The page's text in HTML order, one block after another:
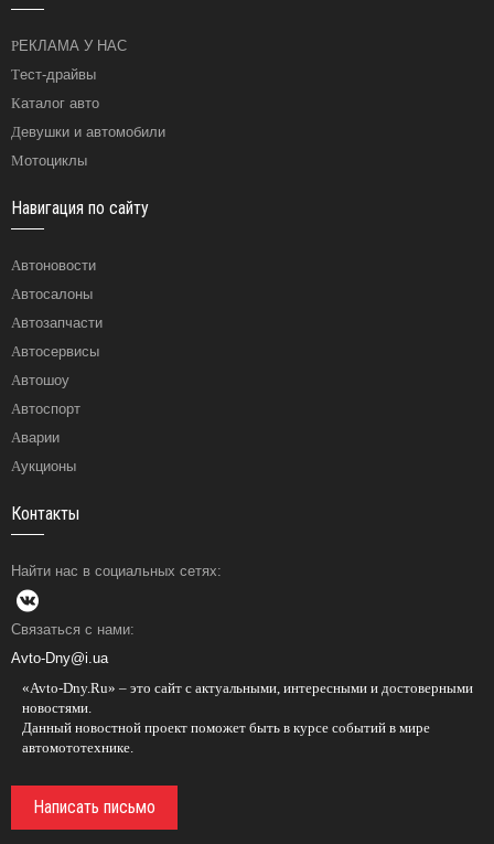
РЕКЛАМА У НАС
Тест-драйвы
Каталог авто
Девушки и автомобили
Мотоциклы
Навигация по сайту
Автоновости
Автосалоны
Автозапчасти
Автосервисы
Автошоу
Автоспорт
Аварии
Аукционы
Контакты
Найти нас в социальных сетях:
Связаться с нами:
Avto-Dny@i.ua
«Avto-Dny.Ru» – это сайт с актуальными, интересными и достоверными
новостями.
Данный новостной проект поможет быть в курсе событий в мире
автомототехнике.
Написать письмо